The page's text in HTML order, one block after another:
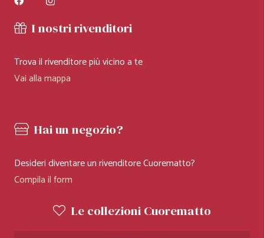
I nostri rivenditori
Trova il rivenditore più vicino a te
Vai alla mappa
Hai un negozio?
Desideri diventare un rivenditore Cuorematto?
Compila il form
Le collezioni Cuorematto